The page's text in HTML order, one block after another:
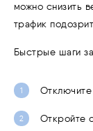
можно снизить
трафик
Быстрые шаги
Откройте